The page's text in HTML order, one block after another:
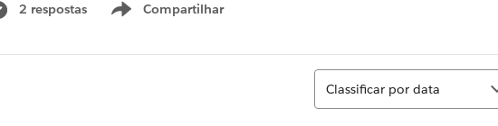
2 respostas Compartilhar
Show menu
Classificar
Classificar por data